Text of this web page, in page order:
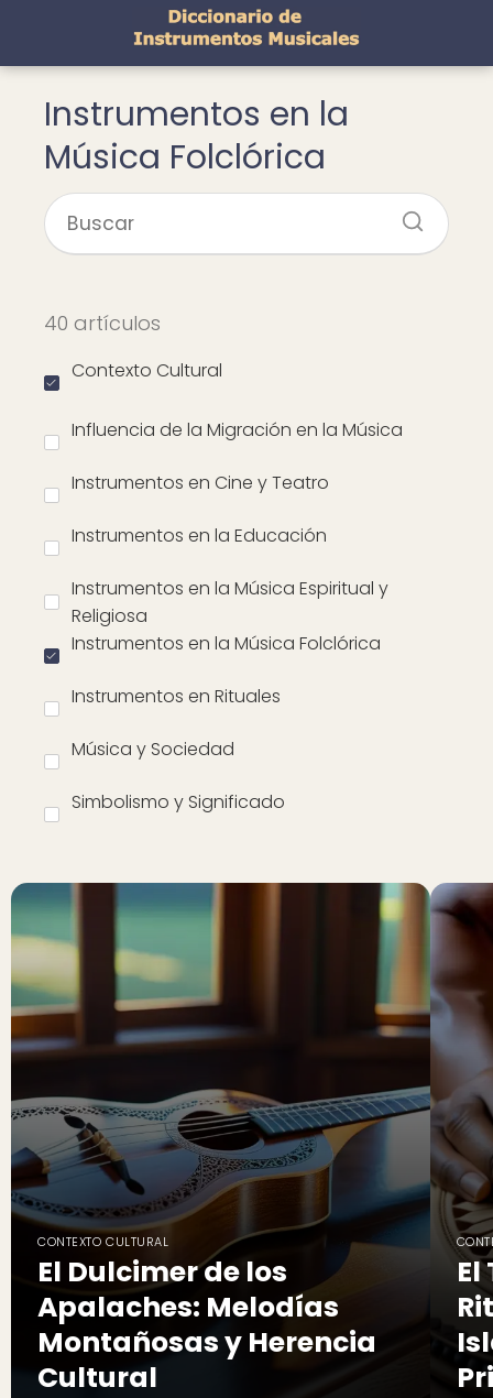
Instrumentos en la
Música Folclórica
40 artículos
Contexto Cultural
Influencia de la Migración en la Música
Instrumentos en Cine y Teatro
Instrumentos en la Educación
Instrumentos en la Música Espiritual y
Religiosa
Instrumentos en la Música Folclórica
Instrumentos en Rituales
Música y Sociedad
Simbolismo y Significado
CONTEXTO CULTURAL
El Dulcimer de los
Apalaches: Melodías
Montañosas y Herencia
Cultural